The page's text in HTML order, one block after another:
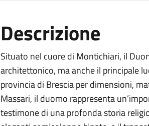
Descrizione
Situato nel cuore di Montichiari, il
architettonico, ma anche il principale
provincia di Brescia per dimensioni,
Massari, il duomo rappresenta
testimone di una profonda storia